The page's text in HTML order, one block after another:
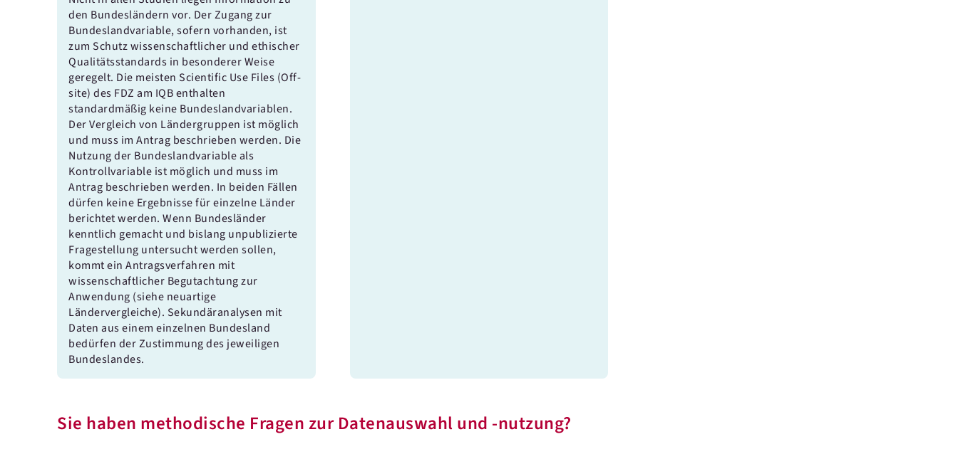
den Bundesländern vor. Der Zugang zur
Bundeslandvariable, sofern vorhanden, ist
zum Schutz wissenschaftlicher und ethischer
Qualitätsstandards in besonderer Weise
geregelt. Die meisten Scientific Use Files (Off-
site) des FDZ am IQB enthalten
standardmäßig keine Bundeslandvariablen.
Der Vergleich von Ländergruppen ist möglich
und muss im Antrag beschrieben werden. Die
Nutzung der Bundeslandvariable als
Kontrollvariable ist möglich und muss im
Antrag beschrieben werden. In beiden Fällen
dürfen keine Ergebnisse für einzelne Länder
berichtet werden. Wenn Bundesländer
kenntlich gemacht und bislang unpublizierte
Fragestellung untersucht werden sollen,
kommt ein Antragsverfahren mit
wissenschaftlicher Begutachtung zur
Anwendung (siehe neuartige
Ländervergleiche). Sekundäranalysen mit
Daten aus einem einzelnen Bundesland
bedürfen der Zustimmung des jeweiligen
Bundeslandes.
Sie haben methodische Fragen zur Datenauswahl und -nutzung?